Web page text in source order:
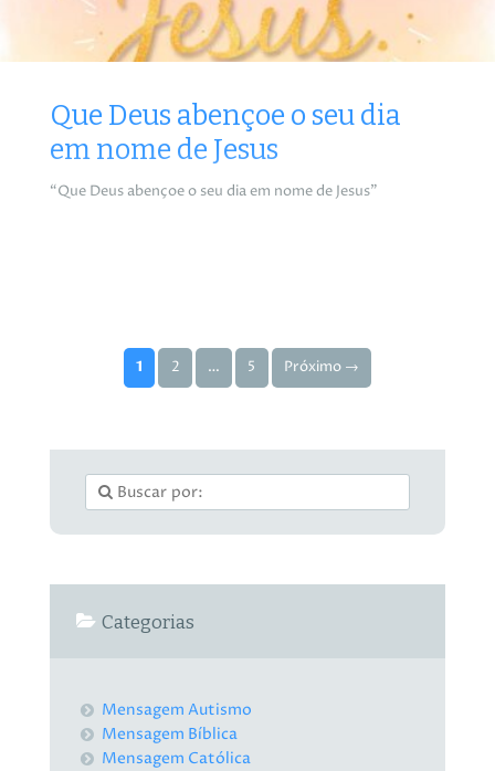
Que Deus abençoe o seu dia
em nome de Jesus
“Que Deus abençoe o seu dia em nome de Jesus”
Paginação de posts
1 2 … 5 Próximo →
Categorias
Mensagem Autismo
Mensagem Bíblica
Mensagem Católica